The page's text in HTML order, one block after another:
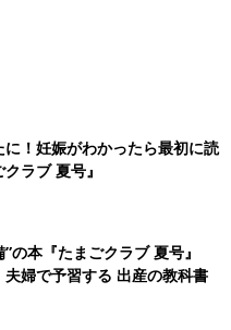
！妊娠がわかったら最初に読
ラブ 夏号』
の本『たまごクラブ 夏号』
夫婦で予習する 出産の教科書